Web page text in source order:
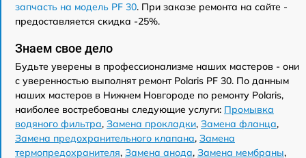
запчасть на модель PF 30. При заказе ремонта на сайте -
предоставляется скидка -25%.
Знаем свое дело
Будьте уверены в профессионализме наших мастеров - они
с уверенностью выполнят ремонт Polaris PF 30. По данным
наших мастеров в Нижнем Новгороде по ремонту Polaris,
наиболее востребованы следующие услуги: Промывка
водяного фильтра, Замена прокладки, Замена фланца,
Замена предохранительного клапана, Замена
термопредохранителя, Замена анода, Замена мембраны,